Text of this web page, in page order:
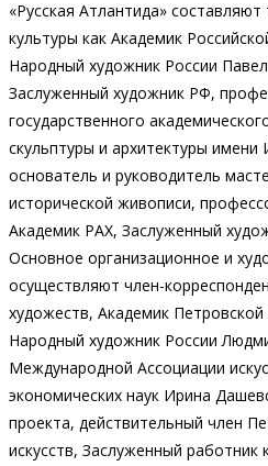
«Русская Атлантида»
культуры как Академик
Народный художник России
Заслуженный художник РФ,
государственного
скульптуры и архитектуры
основатель и руководитель
исторической живописи,
Академик РАХ, Заслуженный
Основное организационное и
осуществляют член-
художеств, Академик Петровской
Народный художник России
Международной Ассоциации
экономических наук Ирина
проекта, действительный член
искусств, Заслуженный